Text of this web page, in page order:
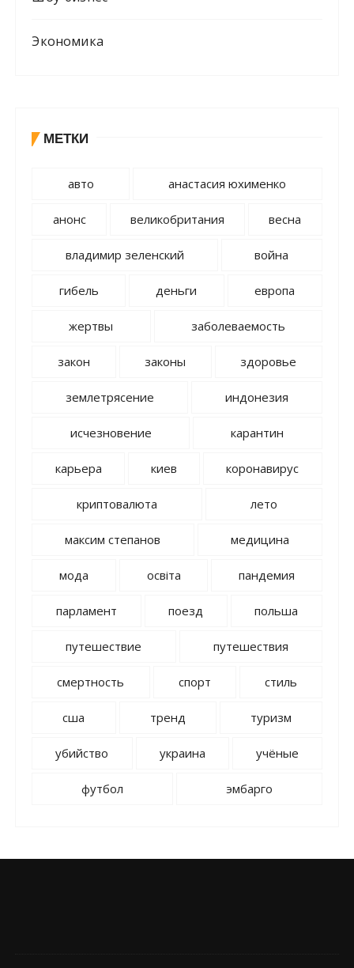
Экономика
МЕТКИ
авто анастасия юхименко
анонс великобритания весна
владимир зеленский война
гибель деньги европа
жертвы заболеваемость
закон законы здоровье
землетрясение индонезия
исчезновение карантин
карьера киев коронавирус
криптовалюта лето
максим степанов медицина
мода освіта пандемия
парламент поезд польша
путешествие путешествия
смертность спорт стиль
сша тренд туризм
убийство украина учёные
футбол эмбарго